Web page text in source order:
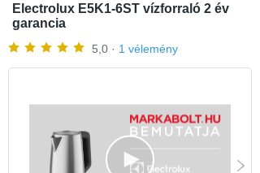
Electrolux E5K1-6ST vízforraló 2 év
garancia
5,0 · 1 vélemény